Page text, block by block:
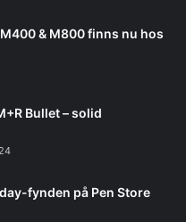
& M800 finns nu hos
Bullet – solid
fynden på Pen Store